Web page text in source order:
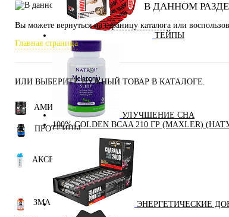
ТЕЙПЫ
УЛУЧШЕНИЕ СНА
100% GOLDEN BCAA 210 ГР (MAXLER)
ЭНЕРГЕТИЧЕСКИЕ
В ДАННОМ
Вы можете вернуться настраницу каталога или
Главная страница
ИЛИ ВЫБЕРИТЕ НУЖНЫЙ ТОВАР В КАТАЛОГЕ.
АМИНОКИСЛОТЫ
ПРОТЕИНЫ
АКСЕССУАРЫ
ЗМА (ZMA)